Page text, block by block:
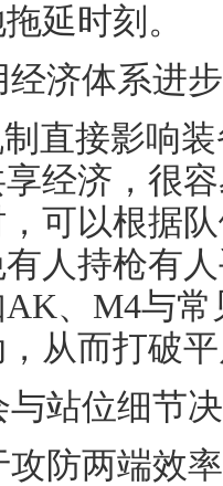
延时刻。
经济体系进
制直接影响
经济，很
可以根据
人持枪有
、M4与
从而打破
与站位细节
攻防两端效